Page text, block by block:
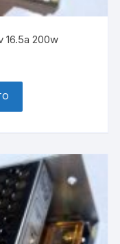
16.5a 200w